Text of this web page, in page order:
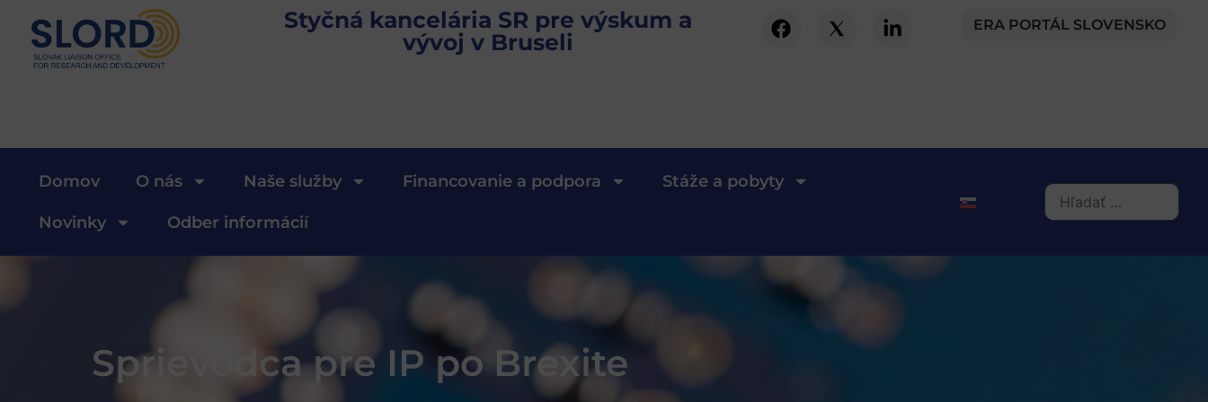
Styčná kancelária SR pre výskum a
vývoj v Bruseli
ERA PORTÁL SLOVENSKO
Domov O nás Naše služby Financovanie a podpora Stáže a pobyty
Novinky Odber informácií
Sprievodca pre IP po Brexite